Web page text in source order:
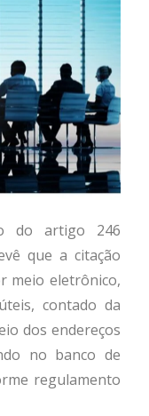
do artigo 246
que a citação
meio eletrônico,
contado da
dos endereços
no banco de
regulamento